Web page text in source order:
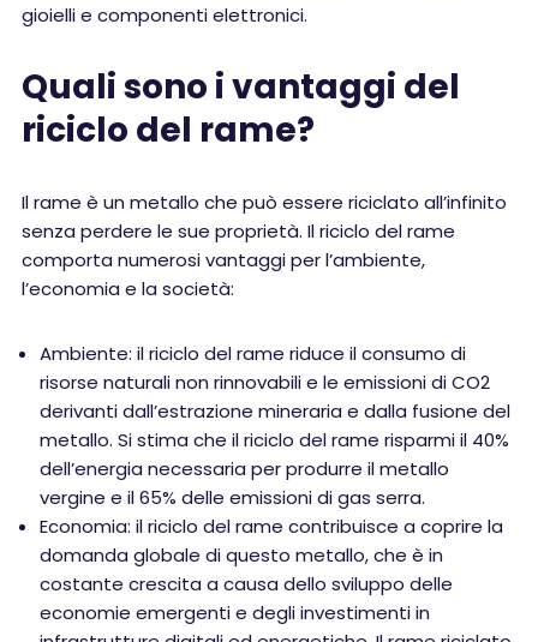
gioielli e componenti elettronici.
Quali sono i vantaggi del
riciclo del rame?
Il rame è un metallo che può essere riciclato all’infinito
senza perdere le sue proprietà. Il riciclo del rame
comporta numerosi vantaggi per l’ambiente,
l’economia e la società:
Ambiente: il riciclo del rame riduce il consumo di
risorse naturali non rinnovabili e le emissioni di CO2
derivanti dall’estrazione mineraria e dalla fusione del
metallo. Si stima che il riciclo del rame risparmi il 40%
dell’energia necessaria per produrre il metallo
vergine e il 65% delle emissioni di gas serra.
Economia: il riciclo del rame contribuisce a coprire la
domanda globale di questo metallo, che è in
costante crescita a causa dello sviluppo delle
economie emergenti e degli investimenti in